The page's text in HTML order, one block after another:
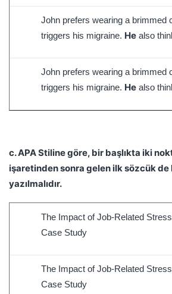
John prefers wearing a brimmed
triggers his migraine. He also
John prefers wearing a brimmed
triggers his migraine. He also
c. APA Stiline göre, bir başlıkta iki
işaretinden sonra gelen ilk sözcük
yazılmalıdır.
The Impact of Job-Related
Case Study
The Impact of Job-Related
Case Study